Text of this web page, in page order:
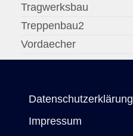
Tragwerksbau
Treppenbau2
Vordaecher
Datenschutzerklärung
Impressum